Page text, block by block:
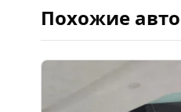
Похожие